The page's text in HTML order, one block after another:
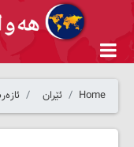
Home ئێران